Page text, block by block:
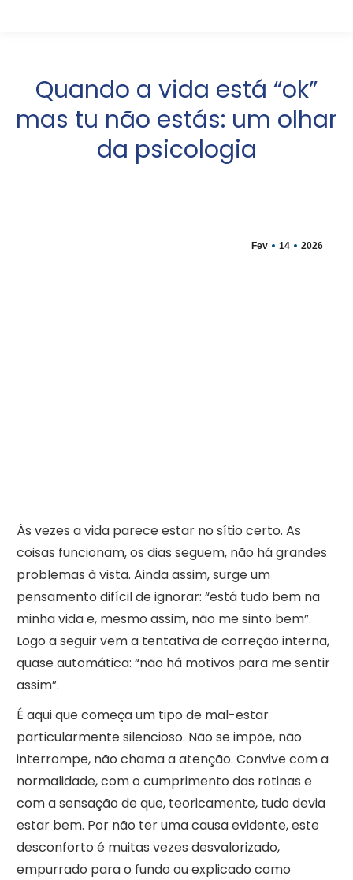
Quando a vida está “ok”
mas tu não estás: um olhar
da psicologia
Fev 14 2026
Às vezes a vida parece estar no sítio certo. As
coisas funcionam, os dias seguem, não há grandes
problemas à vista. Ainda assim, surge um
pensamento difícil de ignorar: “está tudo bem na
minha vida e, mesmo assim, não me sinto bem”.
Logo a seguir vem a tentativa de correção interna,
quase automática: “não há motivos para me sentir
assim”.
É aqui que começa um tipo de mal-estar
particularmente silencioso. Não se impõe, não
interrompe, não chama a atenção. Convive com a
normalidade, com o cumprimento das rotinas e
com a sensação de que, teoricamente, tudo devia
estar bem. Por não ter uma causa evidente, este
desconforto é muitas vezes desvalorizado,
empurrado para o fundo ou explicado como